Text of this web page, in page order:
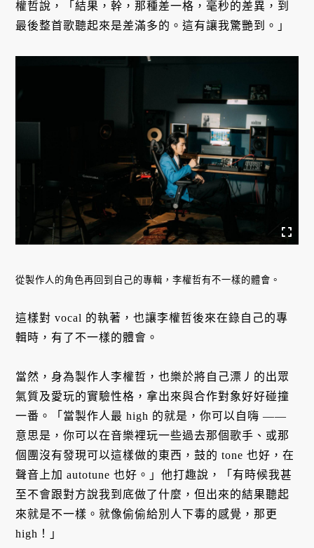
權哲說，「結果，幹，那種差一格，毫秒的差異，到
最後整首歌聽起來是差滿多的。這有讓我驚艷到。」
從製作人的角色再回到自己的專輯，李權哲有不一樣的體會。
這樣對 vocal 的執著，也讓李權哲後來在錄自己的專
輯時，有了不一樣的體會。
當然，身為製作人李權哲，也樂於將自己漂丿的出眾
氣質及愛玩的實驗性格，拿出來與合作對象好好碰撞
一番。「當製作人最 high 的就是，你可以自嗨 ——
意思是，你可以在音樂裡玩一些過去那個歌手、或那
個團沒有發現可以這樣做的東西，鼓的 tone 也好，在
聲音上加 autotune 也好。」他打趣說，「有時候我甚
至不會跟對方說我到底做了什麼，但出來的結果聽起
來就是不一樣。就像偷偷給別人下毒的感覺，那更
high！」